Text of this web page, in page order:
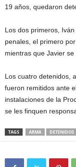
19 años, quedaron
Los dos primeros,
penales, el primero
mientras que Javier
Los cuatro detenidos,
fueron remitidos ante
instalaciones de la
se les finquen
TAGS ARMA DETENIDOS